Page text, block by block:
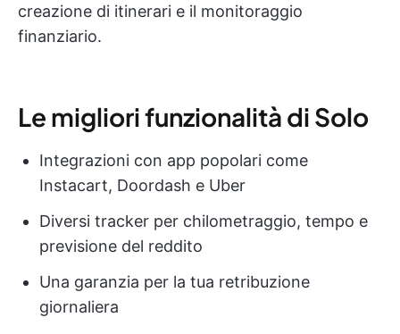
creazione di itinerari e il monitoraggio
finanziario.
Le migliori funzionalità di Solo
Integrazioni con app popolari come
Instacart, Doordash e Uber
Diversi tracker per chilometraggio, tempo e
previsione del reddito
Una garanzia per la tua retribuzione
giornaliera